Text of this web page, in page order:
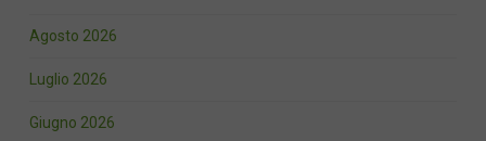
Agosto 2026
Luglio 2026
Giugno 2026